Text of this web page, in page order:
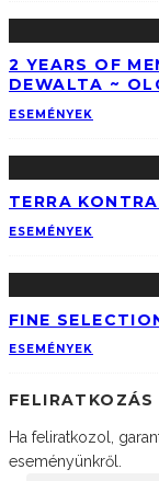
2 YEARS OF
DEWALTA ~
ESEMÉNYEK
TERRA
ESEMÉNYEK
FINE
ESEMÉNYEK
FELIRATKOZÁS
Ha feliratkozol,
eseményünkről.